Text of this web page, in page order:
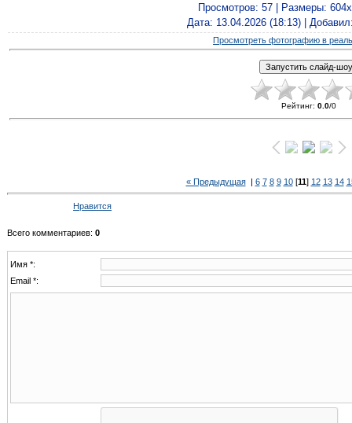
Просмотров: 57 | Размеры:
Дата: 13.04.2026 (18:13) | Добавил
Просмотреть фотографию в
Рейтинг: 0.0/0
« Предыдущая| 6 7 8 9 10[11] 12 13 14
Нравится
Всего комментариев: 0
Имя *:
Email *: